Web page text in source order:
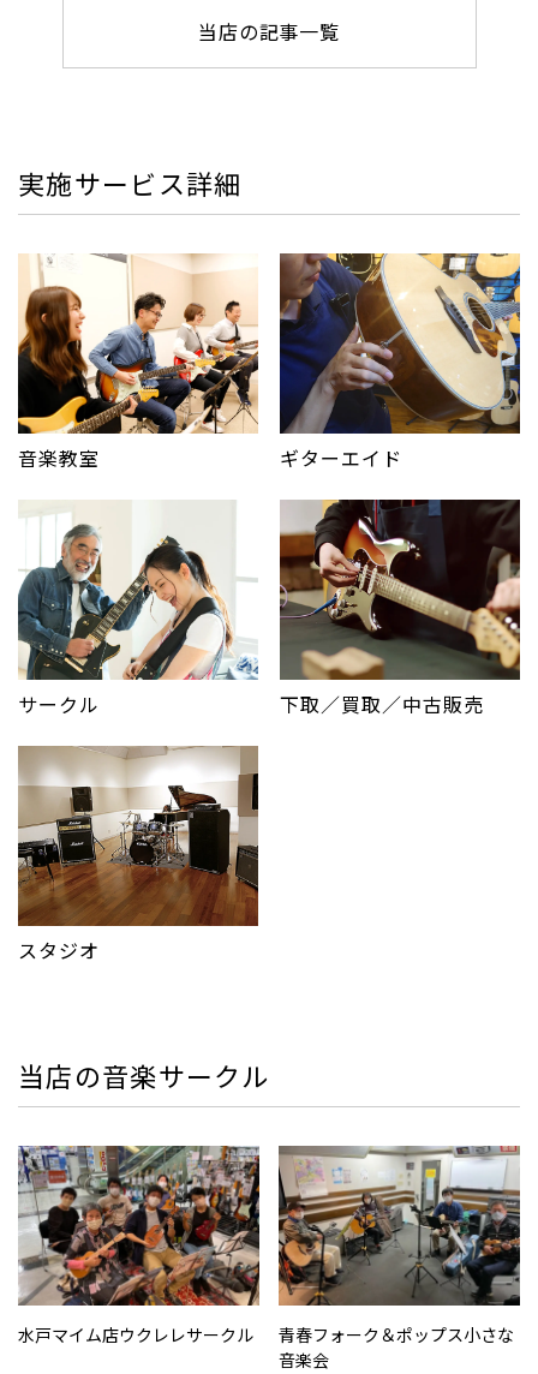
当店の記事一覧
実施サービス詳細
音楽教室 ギターエイド
サークル 下取／買取／中古販売
スタジオ
当店の音楽サークル
水戸マイム店ウクレレサークル
青春フォーク＆ポップス小さな
音楽会